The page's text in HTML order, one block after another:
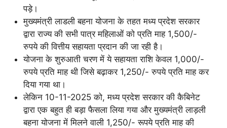
पड़े।
मुख्यमंत्री लाडली बहना योजना के तहत मध्य प्रदेश सरकार
द्वारा राज्य की सभी पात्र महिलाओं को प्रति माह 1,500/-
रुपये की वित्तीय सहायता प्रदान की जा रही है।
योजना के शुरुआती चरण में ये सहायता राशि केवल 1,000/-
रुपये प्रति माह थी जिसे बढ़ाकर 1,250/- रुपये प्रति माह कर
दिया गया था।
लेकिन 10-11-2025 को, मध्य प्रदेश सरकार की कैबिनेट
द्वारा एक बहुत ही बड़ा फैसला लिया गया और मुख्यमंत्री लाड़ली
बहना योजना में मिलने वाली 1,250/- रूपये प्रति माह की